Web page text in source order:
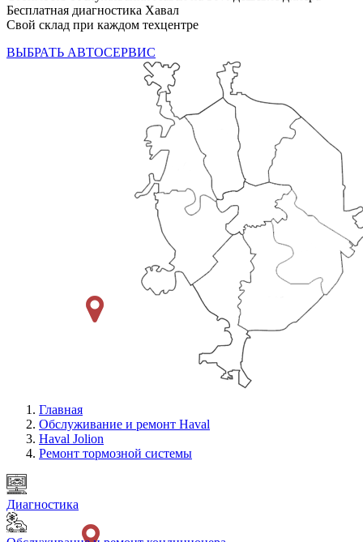
Бесплатная диагностика Хавал
Свой склад при каждом техцентре
ВЫБРАТЬ АВТОСЕРВИС
Главная
Обслуживание и ремонт Haval
Haval Jolion
Ремонт тормозной системы
Диагностика